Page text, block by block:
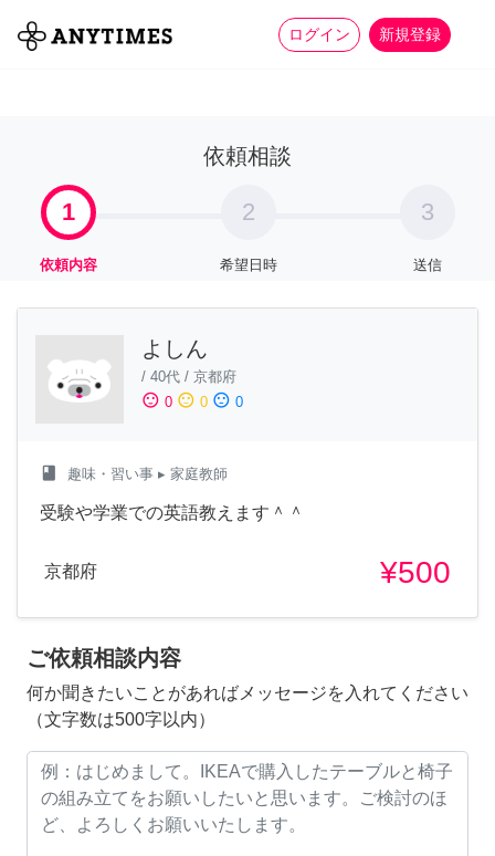
ログイン 新規登録
全て 家事 more_horiz
依頼相談
1
依頼内容
2
希望日時
3
送信
よしん
/ 40代 / 京都府
sentiment_satisfied 0 sentiment_neutral 0 sentiment_dissatisfied 0
class 趣味・習い事 ▸ 家庭教師
受験や学業での英語教えます＾＾
京都府 ¥500
ご依頼相談内容
何か聞きたいことがあればメッセージを入れてください
（文字数は500字以内）